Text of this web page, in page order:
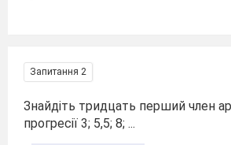
Запитання 2
Знайдіть тридцать перший член
прогресії 3; 5,5; 8; ...